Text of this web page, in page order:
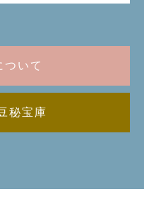
ついて
秘宝庫